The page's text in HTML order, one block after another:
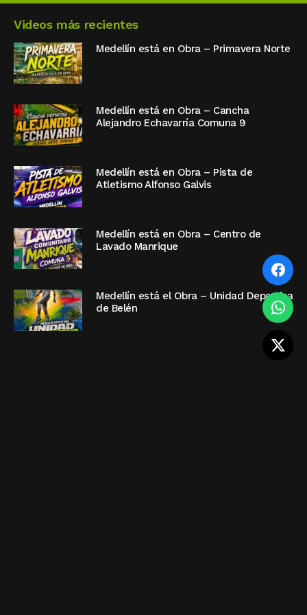
Videos más recientes
Medellín está en Obra – Primavera Norte
Medellín está en Obra – Cancha
Alejandro Echavarría Comuna 9
Medellín está en Obra – Pista de
Atletismo Alfonso Galvis
Medellín está en Obra – Centro de
Lavado Manrique
Medellín está el Obra – Unidad Deportiva
de Belén